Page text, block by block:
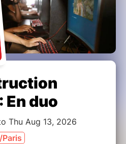
En duo
Thu Aug 13, 2026